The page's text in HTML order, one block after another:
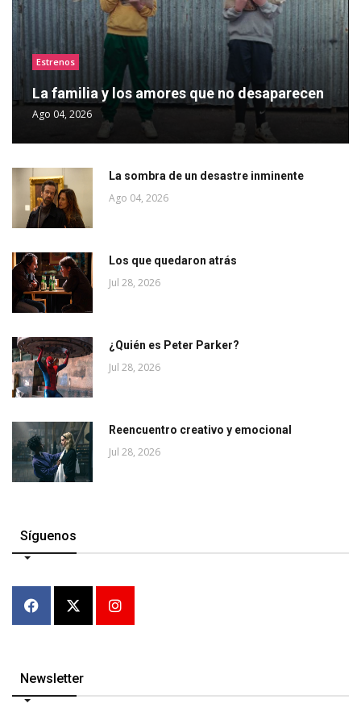
Estrenos
La familia y los amores que no desaparecen
Ago 04, 2026
La sombra de un desastre inminente
Ago 04, 2026
Los que quedaron atrás
Jul 28, 2026
¿Quién es Peter Parker?
Jul 28, 2026
Reencuentro creativo y emocional
Jul 28, 2026
Síguenos
Newsletter